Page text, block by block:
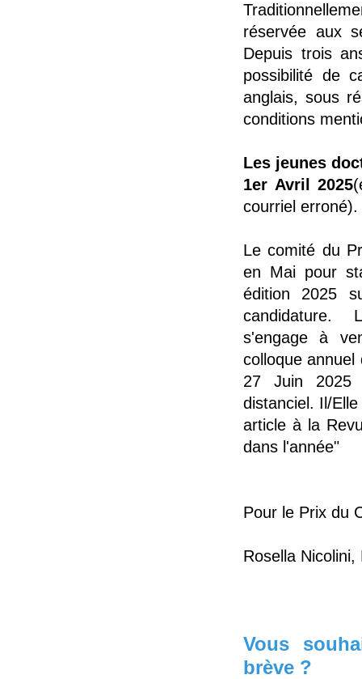
réservée aux
Depuis trois
possibilité de
anglais, sous
conditions
Les jeunes
1er Avril 2025
courriel erroné).
Le comité du
en Mai pour
édition 2025
candidature.
s'engage à
colloque annuel
27 Juin 2025
distanciel. Il/
article à la
dans l'année"
Pour le Prix du
Rosella
Vous
brève ?